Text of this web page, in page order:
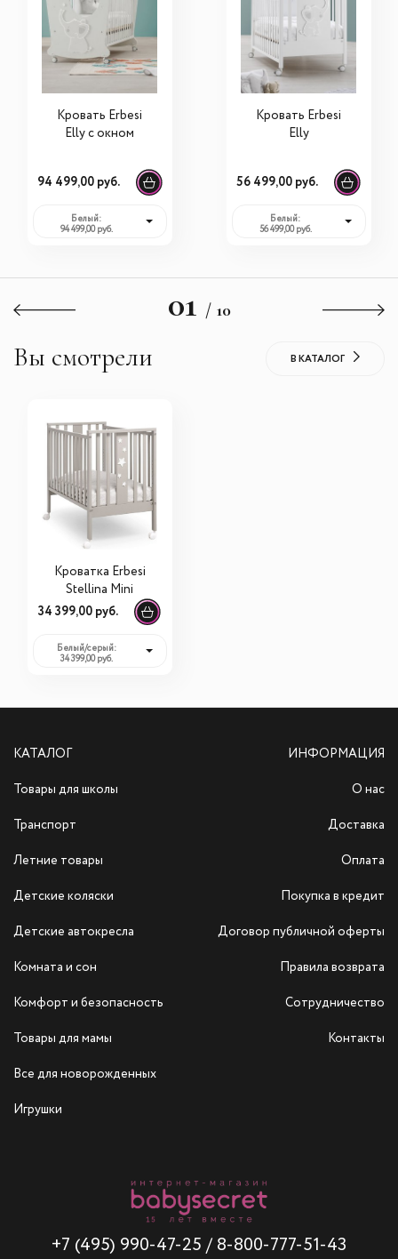
Кровать Erbesi
Elly с окном
94 499,00 руб.
Белый:
94 499,00 руб.
Кровать Erbesi
Elly
56 499,00 руб.
Белый:
56 499,00 руб.
01 / 10
Вы смотрели В КАТАЛОГ
Кроватка Erbesi
Stellina Mini
34 399,00 руб.
Белый/серый:
34 399,00 руб.
КАТАЛОГ
Товары для школы
Транспорт
Летние товары
Детские коляски
Детские автокресла
Комната и сон
Комфорт и безопасность
Товары для мамы
Все для новорожденных
Игрушки
+7 (495) 990-47-25 / 8-800-777-51-43
ИНФОРМАЦИЯ
О нас
Доставка
Оплата
Покупка в кредит
Договор публичной оферты
Правила возврата
Сотрудничество
Контакты